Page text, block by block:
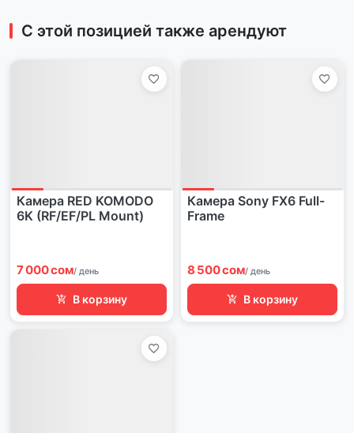
С этой позицией также арендуют
Камера RED KOMODO
6K (RF/EF/PL Mount)
7 000 сом/ день
В корзину
Камера Sony FX6 Full-
Frame
8 500 сом/ день
В корзину